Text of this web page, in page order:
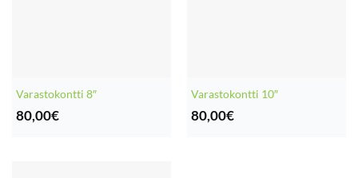
Varastokontti 8″
80,00€
Varastokontti 10″
80,00€